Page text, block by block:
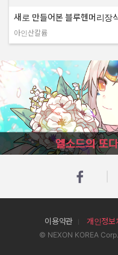
새로 만들어본 블루헨머리장
작성자:
아인산칼륨
엘소드의 또다른 재미
이용약관 개인정보
© NEXON KOREA